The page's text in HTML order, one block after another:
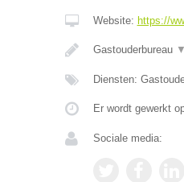
Website: https://
Gastouderbureau ▼
Diensten:
Er wordt gewerkt
Sociale media: